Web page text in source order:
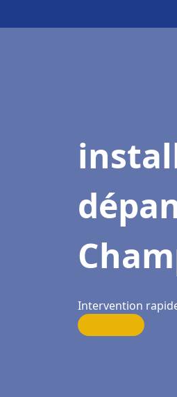
Intervention